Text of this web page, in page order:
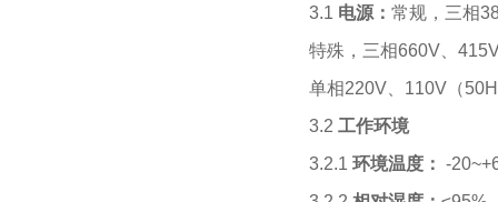
3.1 电源： 常规，三相
特殊，三相660V、
单相220V、110V（
3.2 工作环境
3.2.1 环境温度： -